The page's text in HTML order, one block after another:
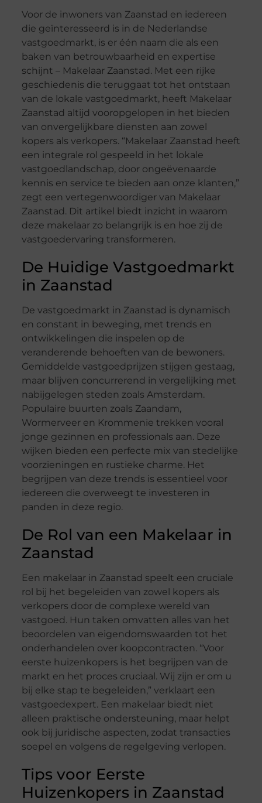
Voor de inwoners van Zaanstad en iedereen
die geïnteresseerd is in de Nederlandse
vastgoedmarkt, is er één naam die als een
baken van betrouwbaarheid en expertise
schijnt – Makelaar Zaanstad. Met een rijke
geschiedenis die teruggaat tot het ontstaan
van de lokale vastgoedmarkt, heeft Makelaar
Zaanstad altijd vooropgelopen in het bieden
van onvergelijkbare diensten aan zowel
kopers als verkopers. “Makelaar Zaanstad heeft
een integrale rol gespeeld in het lokale
vastgoedlandschap, door ongeëvenaarde
kennis en service te bieden aan onze klanten,”
zegt een vertegenwoordiger van Makelaar
Zaanstad. Dit artikel biedt inzicht in waarom
deze makelaar zo belangrijk is en hoe zij de
vastgoedervaring transformeren.
De Huidige Vastgoedmarkt
in Zaanstad
De vastgoedmarkt in Zaanstad is dynamisch
en constant in beweging, met trends en
ontwikkelingen die inspelen op de
veranderende behoeften van de bewoners.
Gemiddelde vastgoedprijzen stijgen gestaag,
maar blijven concurrerend in vergelijking met
nabijgelegen steden zoals Amsterdam.
Populaire buurten zoals Zaandam,
Wormerveer en Krommenie trekken vooral
jonge gezinnen en professionals aan. Deze
wijken bieden een perfecte mix van stedelijke
voorzieningen en rustieke charme. Het
begrijpen van deze trends is essentieel voor
iedereen die overweegt te investeren in
panden in deze regio.
De Rol van een Makelaar in
Zaanstad
Een makelaar in Zaanstad speelt een cruciale
rol bij het begeleiden van zowel kopers als
verkopers door de complexe wereld van
vastgoed. Hun taken omvatten alles van het
beoordelen van eigendomswaarden tot het
onderhandelen over koopcontracten. “Voor
eerste huizenkopers is het begrijpen van de
markt en het proces cruciaal. Wij zijn er om u
bij elke stap te begeleiden,” verklaart een
vastgoedexpert. Een makelaar biedt niet
alleen praktische ondersteuning, maar helpt
ook bij juridische aspecten, zodat transacties
soepel en volgens de regelgeving verlopen.
Tips voor Eerste
Huizenkopers in Zaanstad